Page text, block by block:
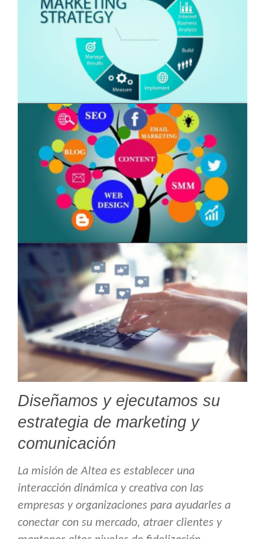
Diseñamos y ejecutamos su
estrategia de marketing y
comunicación
La misión de Altea es establecer una
interacción dinámica y creativa con las
empresas y organizaciones para ayudarles a
conectar con su mercado, atraer clientes y